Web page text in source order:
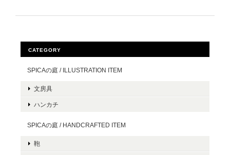
CATEGORY
SPICAの庭 / ILLUSTRATION ITEM
文房具
ハンカチ
SPICAの庭 / HANDCRAFTED ITEM
鞄